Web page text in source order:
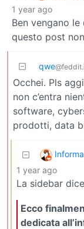
1 year ago
Ben vengano le
questo post
qwe
Occhei. Pls
non c’entra
software,
prodotti, data
1 year ago
La sidebar dice
Ecco
dedicata